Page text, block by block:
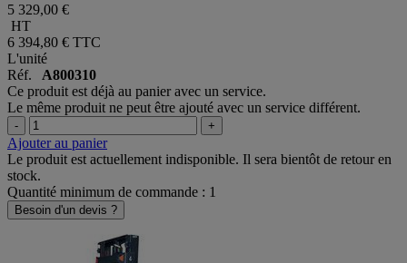
5 329,00 €
HT
6 394,80 € TTC
L'unité
Réf. A800310
Ce produit est déjà au panier avec un service.
Le même produit ne peut être ajouté avec un service différent.
- +
Ajouter au panier
Le produit est actuellement indisponible. Il sera bientôt de retour en
stock.
Quantité minimum de commande : 1
Besoin d'un devis ?